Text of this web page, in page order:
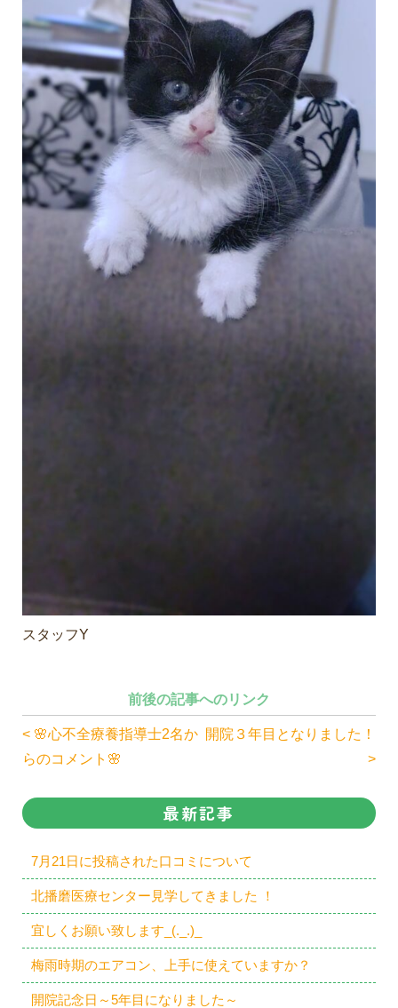
スタッフY
前後の記事へのリンク
< 🌸心不全療養指導士2名か
らのコメント🌸
開院３年目となりました！
>
最新記事
7月21日に投稿された口コミについて
北播磨医療センター見学してきました ！
宜しくお願い致します_(._.)_
梅雨時期のエアコン、上手に使えていますか？
開院記念日～5年目になりました～